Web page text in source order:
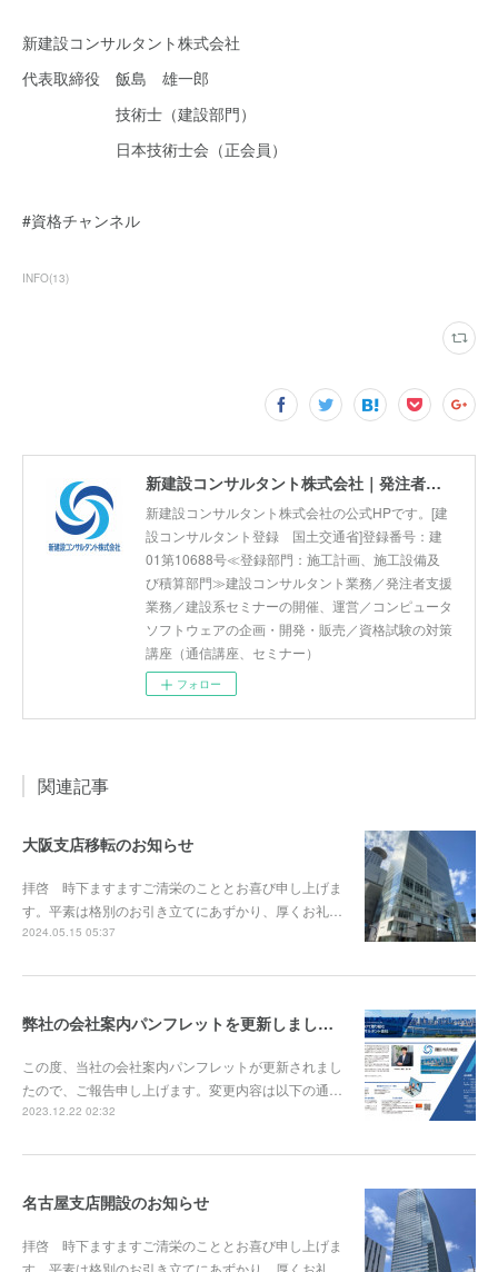
新建設コンサルタント株式会社
代表取締役 飯島 雄一郎
技術士（建設部門）
日本技術士会（正会員）
#資格チャンネル
INFO(13)
新建設コンサルタント株式会社｜発注者支援業務 国土交通省 工事監督支援 河川巡視支援 積算技術 正社員募集
新建設コンサルタント株式会社の公式HPです。[建
設コンサルタント登録 国土交通省]登録番号：建
01第10688号≪登録部門：施工計画、施工設備及
び積算部門≫建設コンサルタント業務／発注者支援
業務／建設系セミナーの開催、運営／コンピュータ
ソフトウェアの企画・開発・販売／資格試験の対策
講座（通信講座、セミナー）
フォロー
関連記事
大阪支店移転のお知らせ
拝啓 時下ますますご清栄のこととお喜び申し上げま
す。平素は格別のお引き立てにあずかり、厚くお礼…
2024.05.15 05:37
弊社の会社案内パンフレットを更新しました。
この度、当社の会社案内パンフレットが更新されまし
たので、ご報告申し上げます。変更内容は以下の通…
2023.12.22 02:32
名古屋支店開設のお知らせ
拝啓 時下ますますご清栄のこととお喜び申し上げま
す。平素は格別のお引き立てにあずかり、厚くお礼…